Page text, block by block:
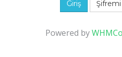
Powered by